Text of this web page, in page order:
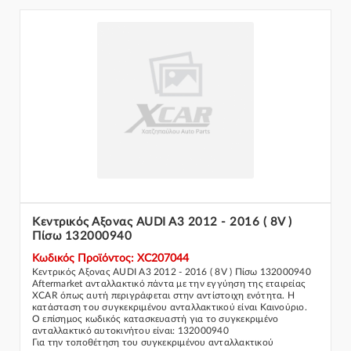
Κεντρικός Αξονας AUDI A3 2012 - 2016 ( 8V )
Πίσω 132000940
Κωδικός Προϊόντος: XC207044
Κεντρικός Αξονας AUDI A3 2012 - 2016 ( 8V ) Πίσω 132000940
Aftermarket ανταλλακτικό πάντα με την εγγύηση της εταιρείας
XCAR όπως αυτή περιγράφεται στην αντίστοιχη ενότητα. Η
κατάσταση του συγκεκριμένου ανταλλακτικού είναι Καινούριο.
Ο επίσημος κωδικός κατασκευαστή για το συγκεκριμένο
ανταλλακτικό αυτοκινήτου είναι: 132000940
Για την τοποθέτηση του συγκεκριμένου ανταλλακτικού